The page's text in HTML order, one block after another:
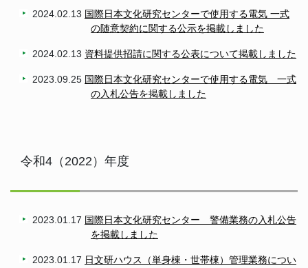
2024.02.13 国際日本文化研究センターで使用する電気 一式
の随意契約に関する公示を掲載しました
2024.02.13 資料提供招請に関する公表について掲載しました
2023.09.25 国際日本文化研究センターで使用する電気 一式
の入札公告を掲載しました
令和4（2022）年度
2023.01.17 国際日本文化研究センター 警備業務の入札公告
を掲載しました
2023.01.17 日文研ハウス（単身棟・世帯棟）管理業務につい